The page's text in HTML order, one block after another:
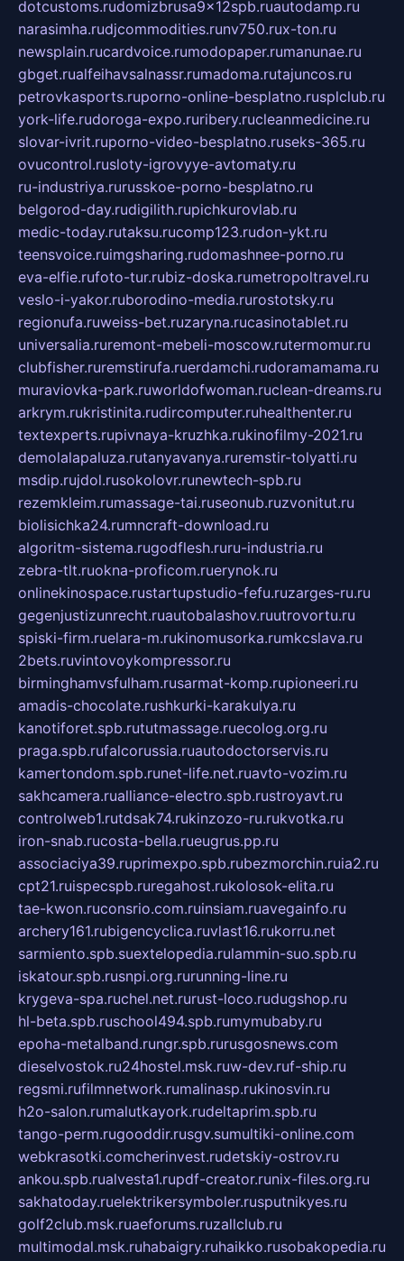
dotcustoms.rudomizbrusa9x12spb.ruautodamp.ru
narasimha.rudjcommodities.runv750.rux-ton.ru
newsplain.rucardvoice.rumodopaper.rumanunae.ru
gbget.rualfeihavsalnassr.rumadoma.rutajuncos.ru
petrovkasports.ruporno-online-besplatno.rusplclub.ru
york-life.rudoroga-expo.ruribery.rucleanmedicine.ru
slovar-ivrit.ruporno-video-besplatno.ruseks-365.ru
ovucontrol.rusloty-igrovyye-avtomaty.ru
ru-industriya.rurusskoe-porno-besplatno.ru
belgorod-day.rudigilith.rupichkurovlab.ru
medic-today.rutaksu.rucomp123.rudon-ykt.ru
teensvoice.ruimgsharing.rudomashnee-porno.ru
eva-elfie.rufoto-tur.rubiz-doska.rumetropoltravel.ru
veslo-i-yakor.ruborodino-media.rurostotsky.ru
regionufa.ruweiss-bet.ruzaryna.rucasinotablet.ru
universalia.ruremont-mebeli-moscow.rutermomur.ru
clubfisher.ruremstirufa.ruerdamchi.rudoramamama.ru
muraviovka-park.ruworldofwoman.ruclean-dreams.ru
arkrym.rukristinita.rudircomputer.ruhealthenter.ru
textexperts.rupivnaya-kruzhka.rukinofilmy-2021.ru
demolalapaluza.rutanyavanya.ruremstir-tolyatti.ru
msdip.rujdol.rusokolovr.runewtech-spb.ru
rezemkleim.rumassage-tai.ruseonub.ruzvonitut.ru
biolisichka24.rumncraft-download.ru
algoritm-sistema.rugodflesh.ruru-industria.ru
zebra-tlt.ruokna-proficom.ruerynok.ru
onlinekinospace.rustartupstudio-fefu.ruzarges-ru.ru
gegenjustizunrecht.ruautobalashov.ruutrovortu.ru
spiski-firm.ruelara-m.rukinomusorka.rumkcslava.ru
2bets.ruvintovoykompressor.ru
birminghamvsfulham.rusarmat-komp.rupioneeri.ru
amadis-chocolate.rushkurki-karakulya.ru
kanotiforet.spb.rututmassage.ruecolog.org.ru
praga.spb.rufalcorussia.ruautodoctorservis.ru
kamertondom.spb.runet-life.net.ruavto-vozim.ru
sakhcamera.rualliance-electro.spb.rustroyavt.ru
controlweb1.rutdsak74.rukinzozo-ru.rukvotka.ru
iron-snab.rucosta-bella.rueugrus.pp.ru
associaciya39.ruprimexpo.spb.rubezmorchin.ruia2.ru
cpt21.ruispecspb.ruregahost.rukolosok-elita.ru
tae-kwon.ruconsrio.com.ruinsiam.ruavegainfo.ru
archery161.rubigencyclica.ruvlast16.rukorru.net
sarmiento.spb.suextelopedia.rulammin-suo.spb.ru
iskatour.spb.rusnpi.org.rurunning-line.ru
krygeva-spa.ruchel.net.rurust-loco.rudugshop.ru
hl-beta.spb.ruschool494.spb.rumymubaby.ru
epoha-metalband.rungr.spb.rurusgosnews.com
dieselvostok.ru24hostel.msk.ruw-dev.ruf-ship.ru
regsmi.rufilmnetwork.rumalinasp.rukinosvin.ru
h2o-salon.rumalutkayork.rudeltaprim.spb.ru
tango-perm.rugooddir.rusgv.sumultiki-online.com
webkrasotki.comcherinvest.rudetskiy-ostrov.ru
ankou.spb.rualvesta1.rupdf-creator.runix-files.org.ru
sakhatoday.ruelektrikersymboler.rusputnikyes.ru
golf2club.msk.ruaeforums.ruzallclub.ru
multimodal.msk.ruhabaigry.ruhaikko.rusobakopedia.ru